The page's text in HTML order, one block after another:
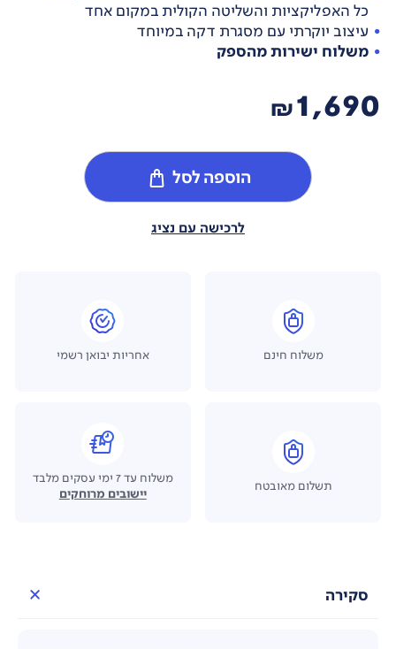
כל האפליקציות והשליטה הקולית במקום אחד
עיצוב יוקרתי עם מסגרת דקה במיוחד
משלוח ישירות מהספק
1,690
₪
הוספה לסל
לרכישה עם נציג
משלוח חינם אחריות יבואן רשמי
תשלום מאובטח
משלוח עד 7 ימי עסקים מלבד
יישובים מרוחקים
סקירה